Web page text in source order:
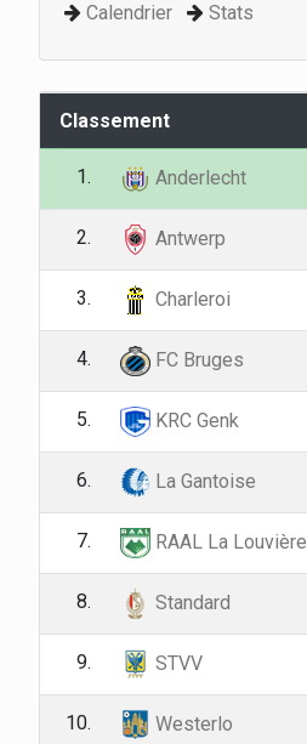
Calendrier Stats
Classement
1. Anderlecht
2. Antwerp
3. Charleroi
4. FC Bruges
5. KRC Genk
6. La Gantoise
7. RAAL La Louvière
8. Standard
9. STVV
10. Westerlo